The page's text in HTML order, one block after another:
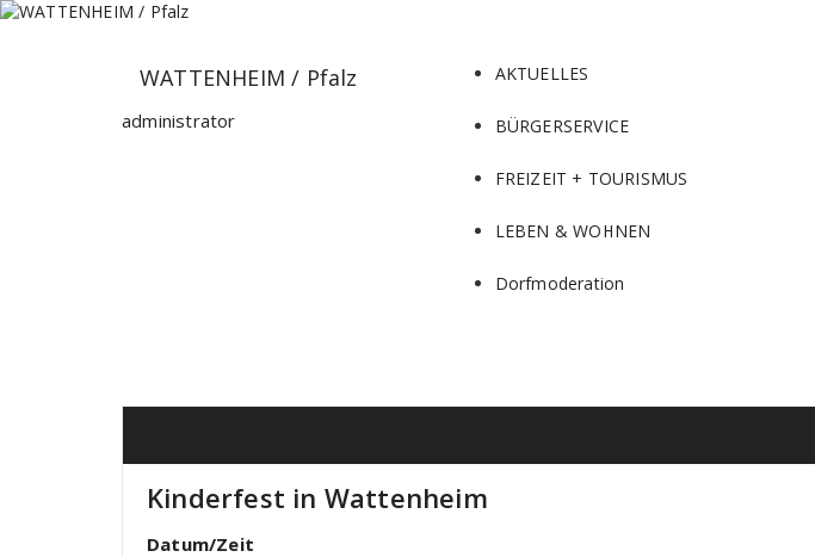
Zum
WATTENHEIM / Pfalz
administrator
AKTUELLES
BÜRGERSERVICE
FREIZEIT + TOURISMUS
LEBEN & WOHNEN
Dorfmoderation
Kinderfest in Wattenheim
Datum/Zeit